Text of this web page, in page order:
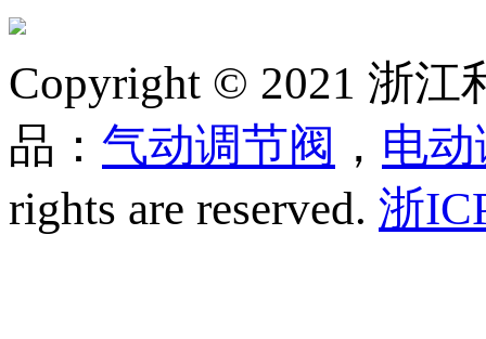
Copyright © 2021 浙
品： 气动调节阀 ， 电
rights are reserved. 浙